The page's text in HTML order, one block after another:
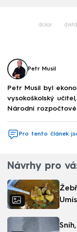
dolar
Petr Musil
Petr Musil byl
vysokoškolský
Národní
Pro tento článek
Návrhy pro